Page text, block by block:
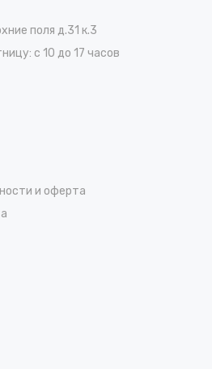
поля д.31 к.3
с 10 до 17 часов
и оферта